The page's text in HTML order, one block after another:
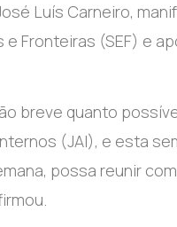
Luís Carneiro,
Fronteiras (SEF) e
breve quanto
(JAI), e esta
possa reunir